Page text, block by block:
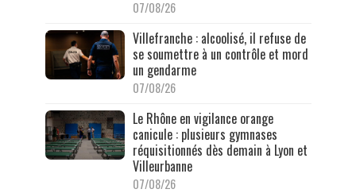
07/08/26
Villefranche : alcoolisé, il refuse de
se soumettre à un contrôle et mord
un gendarme
07/08/26
Le Rhône en vigilance orange
canicule : plusieurs gymnases
réquisitionnés dès demain à Lyon et
Villeurbanne
07/08/26